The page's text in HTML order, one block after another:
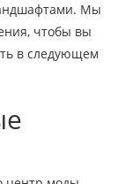
Мы
чтобы вы
в следующем